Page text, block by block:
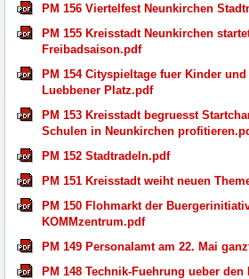
PM 156 Viertelfest Neunkirchen
PM 155 Kreisstadt Neunkirchen
Freibadsaison.pdf
PM 154 Cityspieltage fuer Kinder
Luebbener Platz.pdf
PM 153 Kreisstadt begruesst
Schulen in Neunkirchen
PM 152 Stadtradeln.pdf
PM 151 Kreisstadt weiht neuen
PM 150 Flohmarkt der
KOMMzentrum.pdf
PM 149 Personalamt am 22. Mai
PM 148 Technik-Fuehrung ueber den